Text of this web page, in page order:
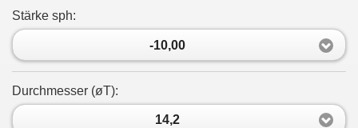
Stärke sph:
-10,00
Durchmesser (øT):
14,2